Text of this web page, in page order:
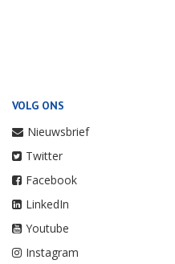
VOLG ONS
Nieuwsbrief
Twitter
Facebook
LinkedIn
Youtube
Instagram